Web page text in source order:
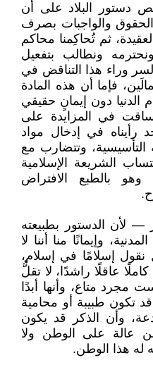
دستور البلاد على أن
والواجبات بصرف
ثم تُحاكِمنا محاكم
ونطالب بتفعيل
وراء هذا التناقض في
فإما أن هذه المادة
الدنيا دون إيمانٍ حقيقي
في المزايدة على
رأيناه في إدخال مواد
وتتضارب مع
الشريعة الإسلامية
وهو بالطبع الافتراض
— لأن الدستور بطبيعته
وإيمانًا منا أننا لا
نقول إسلامًا في إسلام،
كاملًا عاقلًا راشدًا، لا تقلُّ
مجرد متاع، وأنها أبدًا
طبيبة أو محامية
وأن الذكر قد يكون
عالة على الوطن ولا
له هذا الوطن.